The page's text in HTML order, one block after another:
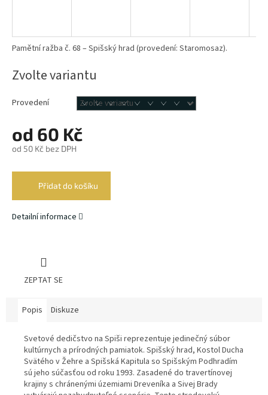
od 60 Kč
od 50 Kč bez DPH
Zvolte variantu
Provedení
Přidat do košíku
Pamětní ražba č. 68 – Spišský hrad (provedení: Staromosaz).
Detailní informace
ZEPTAT SE
Popis Diskuze
Svetové dedičstvo na Spiši reprezentuje jedinečný súbor
kultúrnych a prírodných pamiatok. Spišský hrad, Kostol Ducha
Svätého v Žehre a Spišská Kapitula so Spišským Podhradím
sú jeho súčasťou od roku 1993. Zasadené do travertínovej
krajiny s chránenými územiami Dreveníka a Sivej Brady